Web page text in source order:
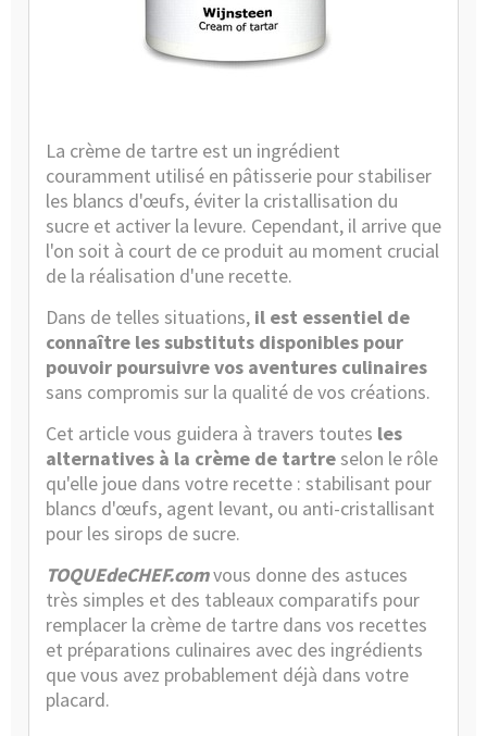
La crème de tartre est un ingrédient
couramment utilisé en pâtisserie pour stabiliser
les blancs d'œufs, éviter la cristallisation du
sucre et activer la levure. Cependant, il arrive que
l'on soit à court de ce produit au moment crucial
de la réalisation d'une recette.
Dans de telles situations, il est essentiel de
connaître les substituts disponibles pour
pouvoir poursuivre vos aventures culinaires
sans compromis sur la qualité de vos créations.
Cet article vous guidera à travers toutes les
alternatives à la crème de tartreselon le rôle
qu'elle joue dans votre recette : stabilisant pour
blancs d'œufs, agent levant, ou anti-cristallisant
pour les sirops de sucre.
TOQUEdeCHEF.comvous donne des astuces
très simples et des tableaux comparatifs pour
remplacer la crème de tartre dans vos recettes
et préparations culinaires avec des ingrédients
que vous avez probablement déjà dans votre
placard.